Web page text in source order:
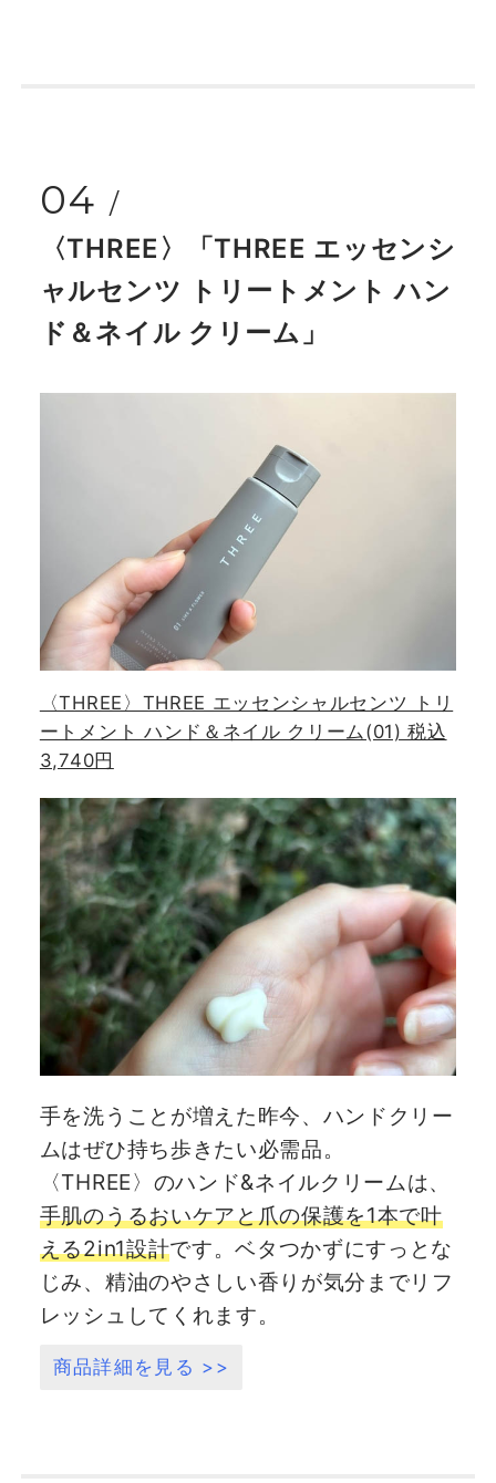
04
〈THREE〉「THREE エッセンシ
ャルセンツ トリートメント ハン
ド＆ネイル クリーム」
〈THREE〉THREE エッセンシャルセンツ トリ
ートメント ハンド＆ネイル クリーム(01) 税込
3,740円
手を洗うことが増えた昨今、ハンドクリー
ムはぜひ持ち歩きたい必需品。
〈THREE〉のハンド&ネイルクリームは、
手肌のうるおいケアと爪の保護を1本で叶
える2in1設計です。ベタつかずにすっとな
じみ、精油のやさしい香りが気分までリフ
レッシュしてくれます。
商品詳細を見る >>